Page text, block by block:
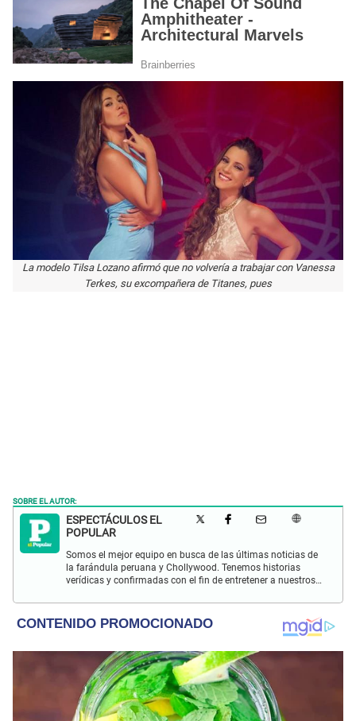
La modelo Tilsa Lozano afirmó que no volvería a trabajar con Vanessa
Terkes, su excompañera de Titanes, pues
SOBRE EL AUTOR:
ESPECTÁCULOS EL
POPULAR
Somos el mejor equipo en busca de las últimas noticias de
la farándula peruana y Chollywood. Tenemos historias
verídicas y confirmadas con el fin de entretener a nuestros